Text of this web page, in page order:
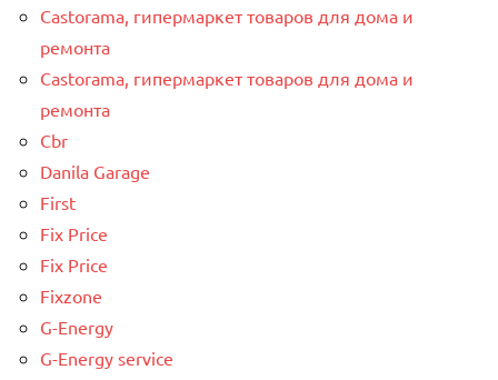
Castorama, гипермаркет товаров для дома и
ремонта
Castorama, гипермаркет товаров для дома и
ремонта
Cbr
Danila Garage
First
Fix Price
Fix Price
Fixzone
G-Energy
G-Energy service